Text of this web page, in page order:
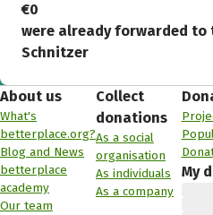
€0
were already forwarded to
Schnitzer
About us
What's
betterplace.org?
Blog and News
betterplace
academy
Our team
Collect
donations
As a social
organisation
As individuals
As a company
My